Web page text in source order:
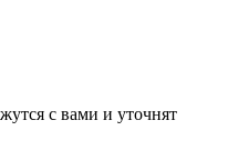
с вами и уточнят